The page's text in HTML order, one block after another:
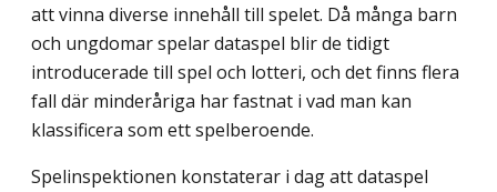
att vinna diverse innehåll till spelet. Då många barn
och ungdomar spelar dataspel blir de tidigt
introducerade till spel och lotteri, och det finns flera
fall där minderåriga har fastnat i vad man kan
klassificera som ett spelberoende.
Spelinspektionen konstaterar i dag att dataspel